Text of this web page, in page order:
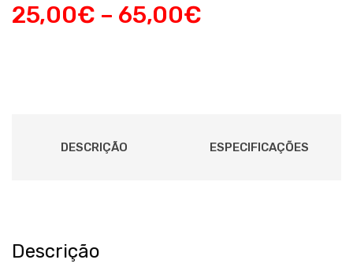
25,00€ – 65,00€
DESCRIÇÃO ESPECIFICAÇÕES
Descrição